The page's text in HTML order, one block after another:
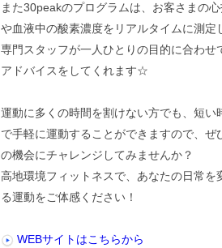
また30peakのプログラムは、お客さまの
や血液中の酸素濃度をリアルタイムに測定
専門スタッフが一人ひとりの目的に合わせ
アドバイスをしてくれます☆
運動に多くの時間を割けない方でも、短い
で手軽に運動することができますので、ぜ
の機会にチャレンジしてみませんか？
高地環境フィットネスで、あなたの日常を
る運動をご体感ください！
WEBサイトはこちらから